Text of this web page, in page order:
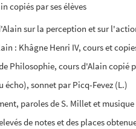
copiés par ses élèves
sur la perception et sur
: Khâgne Henri IV, cours et
Philosophie, cours d'Alain copié
écho), sonnet par Picq-Fevez (L.)
paroles de S. Millet et
de notes et des places